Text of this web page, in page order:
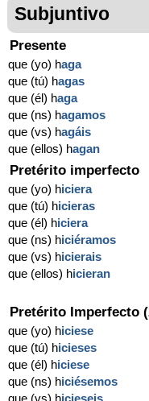
Subjuntivo
Presente
que (yo) haga
que (tú) hagas
que (él) haga
que (ns) hagamos
que (vs) hagáis
que (ellos) hagan
Pretérito imperfecto
que (yo) hiciera
que (tú) hicieras
que (él) hiciera
que (ns) hiciéramos
que (vs) hicierais
que (ellos) hicieran
Pretérito Imperfecto
que (yo) hiciese
que (tú) hicieses
que (él) hiciese
que (ns) hiciésemos